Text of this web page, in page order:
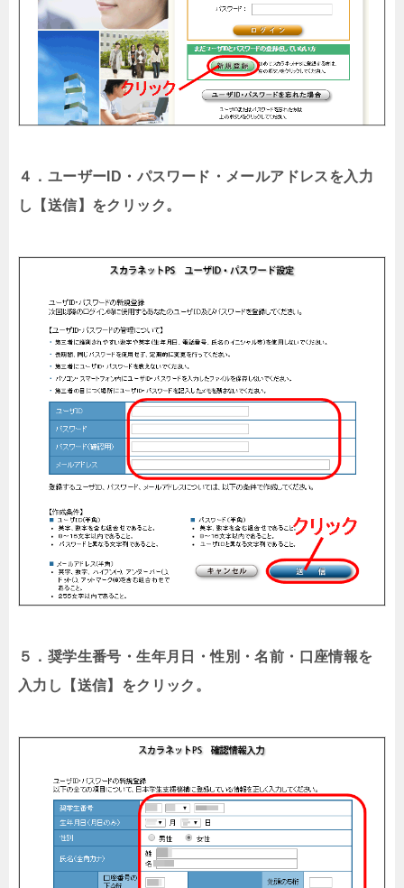
４．ユーザーID・パスワード・メールアドレスを入力
し【送信】をクリック。
５．奨学生番号・生年月日・性別・名前・口座情報を
入力し【送信】をクリック。